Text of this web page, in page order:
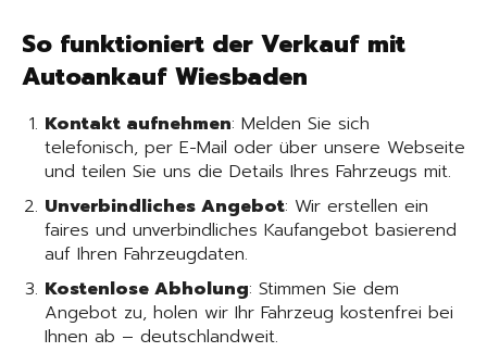
So funktioniert der Verkauf mit
Autoankauf Wiesbaden
Kontakt aufnehmen: Melden Sie sich
telefonisch, per E-Mail oder über unsere Webseite
und teilen Sie uns die Details Ihres Fahrzeugs mit.
Unverbindliches Angebot: Wir erstellen ein
faires und unverbindliches Kaufangebot basierend
auf Ihren Fahrzeugdaten.
Kostenlose Abholung: Stimmen Sie dem
Angebot zu, holen wir Ihr Fahrzeug kostenfrei bei
Ihnen ab – deutschlandweit.